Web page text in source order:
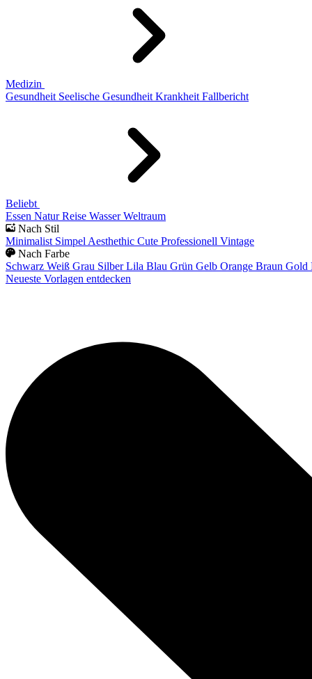
Medizin
Gesundheit Seelische Gesundheit Krankheit Fallbericht
Beliebt
Essen Natur Reise Wasser Weltraum
Nach Stil
Minimalist Simpel Aesthethic Cute Professionell Vintage
Nach Farbe
Schwarz Weiß Grau Silber Lila Blau Grün Gelb Orange Braun Gold
Neueste Vorlagen entdecken